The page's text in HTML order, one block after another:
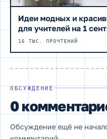
Идеи модных и
для учителей на 1
16 ТЫС. ПРОЧТЕНИЙ
ОБСУЖДЕНИЕ
0
Обсуждение ещё не